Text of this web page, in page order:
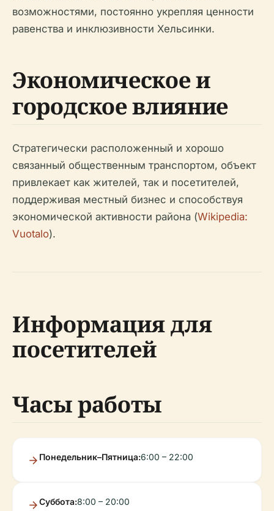
возможностями, постоянно укрепляя ценности
равенства и инклюзивности Хельсинки.
Экономическое и
городское влияние
Стратегически расположенный и хорошо
связанный общественным транспортом, объект
привлекает как жителей, так и посетителей,
поддерживая местный бизнес и способствуя
экономической активности района (Wikipedia:
Vuotalo).
Информация для
посетителей
Часы работы
Понедельник–Пятница:6:00 – 22:00
Суббота:8:00 – 20:00